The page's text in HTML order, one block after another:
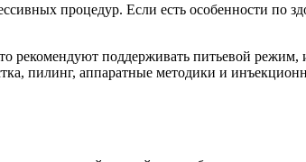
процедур. Если есть особенности по
поддерживать питьевой режим,
пилинг, аппаратные методики и